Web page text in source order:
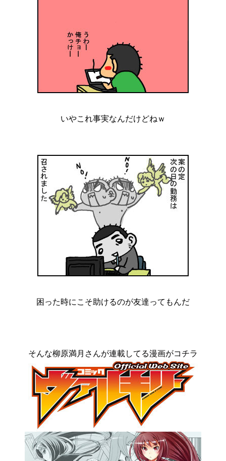
いやこれ事実なんだけどねｗ
困った時にこそ助けるのが友達ってもんだ
そんな柳原満月さんが連載してる漫画がコチラ